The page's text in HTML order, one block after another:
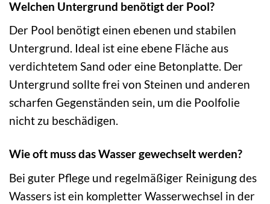
Welchen Untergrund benötigt der Pool?
Der Pool benötigt einen ebenen und stabilen
Untergrund. Ideal ist eine ebene Fläche aus
verdichtetem Sand oder eine Betonplatte. Der
Untergrund sollte frei von Steinen und anderen
scharfen Gegenständen sein, um die Poolfolie
nicht zu beschädigen.
Wie oft muss das Wasser gewechselt werden?
Bei guter Pflege und regelmäßiger Reinigung des
Wassers ist ein kompletter Wasserwechsel in der